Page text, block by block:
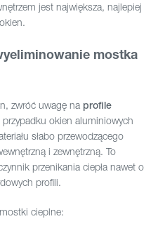
jest największa, najlepiej
mostka
zwróć uwagę na profile
przypadku okien aluminiowych
słabo przewodzącego
i zewnętrzną. To
przenikania ciepła nawet o
profili.
cieplne: